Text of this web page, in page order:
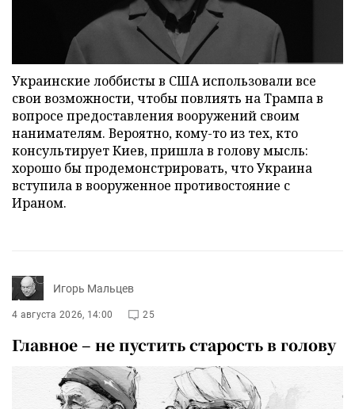
Украинские лоббисты в США использовали все
свои возможности, чтобы повлиять на Трампа в
вопросе предоставления вооружений своим
нанимателям. Вероятно, кому-то из тех, кто
консультирует Киев, пришла в голову мысль:
хорошо бы продемонстрировать, что Украина
вступила в вооруженное противостояние с
Ираном.
Игорь Мальцев
4 августа 2026, 14:00 25
Главное – не пустить старость в голову